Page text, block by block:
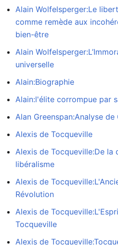
Alain Wolfelsperger:Le
comme remède aux
bien-être
Alain
universelle
Alain:Biographie
Alain:l'élite corrompue par
Alan Greenspan:Analyse de
Alexis de Tocqueville
Alexis de Tocqueville:De la
libéralisme
Alexis de
Révolution
Alexis de
Tocqueville
Alexis de